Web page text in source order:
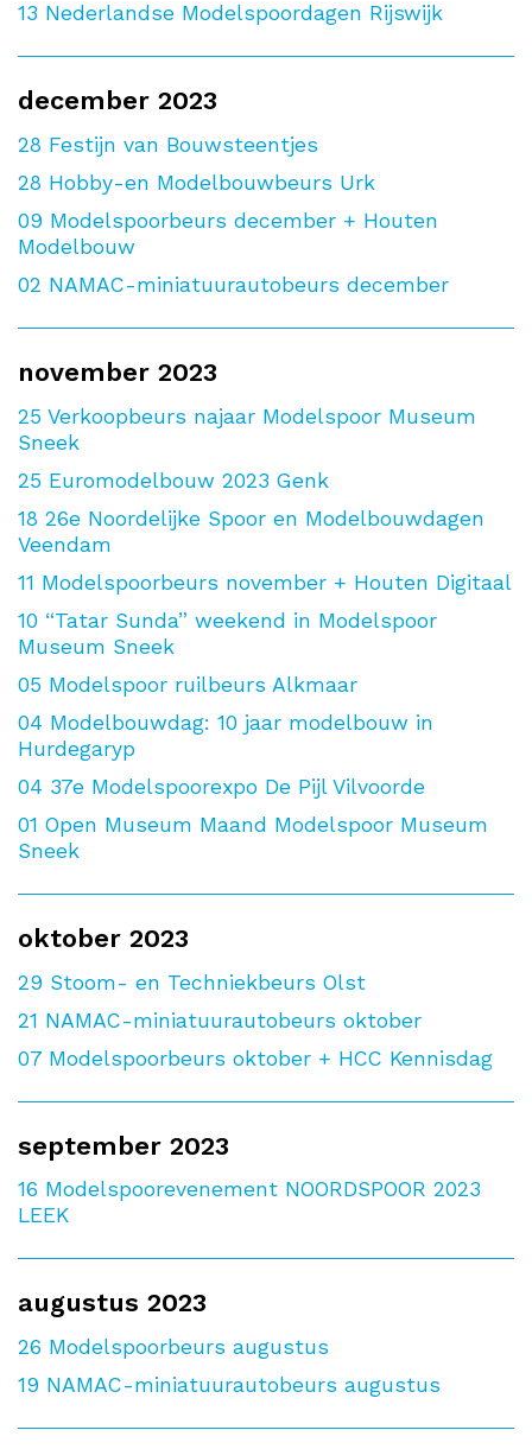
13 Nederlandse Modelspoordagen Rijswijk
december 2023
28 Festijn van Bouwsteentjes
28 Hobby-en Modelbouwbeurs Urk
09 Modelspoorbeurs december + Houten
Modelbouw
02 NAMAC-miniatuurautobeurs december
november 2023
25 Verkoopbeurs najaar Modelspoor Museum
Sneek
25 Euromodelbouw 2023 Genk
18 26e Noordelijke Spoor en Modelbouwdagen
Veendam
11 Modelspoorbeurs november + Houten Digitaal
10 “Tatar Sunda” weekend in Modelspoor
Museum Sneek
05 Modelspoor ruilbeurs Alkmaar
04 Modelbouwdag: 10 jaar modelbouw in
Hurdegaryp
04 37e Modelspoorexpo De Pijl Vilvoorde
01 Open Museum Maand Modelspoor Museum
Sneek
oktober 2023
29 Stoom- en Techniekbeurs Olst
21 NAMAC-miniatuurautobeurs oktober
07 Modelspoorbeurs oktober + HCC Kennisdag
september 2023
16 Modelspoorevenement NOORDSPOOR 2023
LEEK
augustus 2023
26 Modelspoorbeurs augustus
19 NAMAC-miniatuurautobeurs augustus